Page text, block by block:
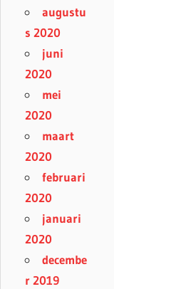
augustu
s 2020
juni
2020
mei
2020
maart
2020
februari
2020
januari
2020
decembe
r 2019